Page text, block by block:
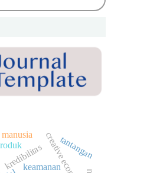
kredibilitas tantangan
keamanan